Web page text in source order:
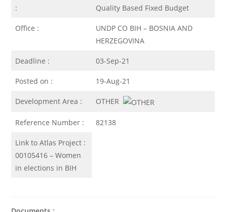
:
Quality Based Fixed Budget
Office :
UNDP CO BIH – BOSNIA AND
HERZEGOVINA
Deadline : 03-Sep-21
Posted on : 19-Aug-21
Development Area : OTHER
Reference Number : 82138
Link to Atlas Project :
00105416 – Women
in elections in BIH